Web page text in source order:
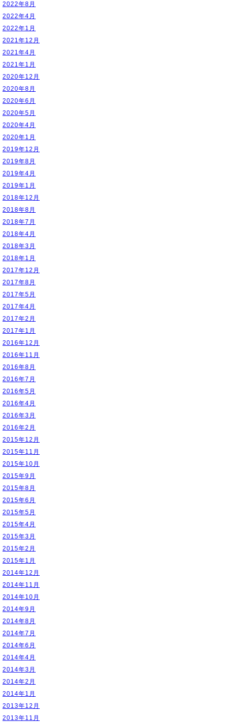
2022年8月
2022年4月
2022年1月
2021年12月
2021年4月
2021年1月
2020年12月
2020年8月
2020年6月
2020年5月
2020年4月
2020年1月
2019年12月
2019年8月
2019年4月
2019年1月
2018年12月
2018年8月
2018年7月
2018年4月
2018年3月
2018年1月
2017年12月
2017年8月
2017年5月
2017年4月
2017年2月
2017年1月
2016年12月
2016年11月
2016年8月
2016年7月
2016年5月
2016年4月
2016年3月
2016年2月
2015年12月
2015年11月
2015年10月
2015年9月
2015年8月
2015年6月
2015年5月
2015年4月
2015年3月
2015年2月
2015年1月
2014年12月
2014年11月
2014年10月
2014年9月
2014年8月
2014年7月
2014年6月
2014年4月
2014年3月
2014年2月
2014年1月
2013年12月
2013年11月